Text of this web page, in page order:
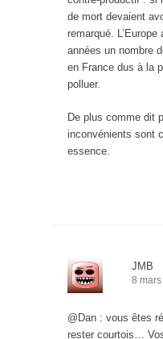
de mort devaient
remarqué.
années un nombre
en France dus à la
polluer.
De plus comme dit
inconvénients sont
essence.
JMB
8
@Dan : vous êtes
rester courtois…